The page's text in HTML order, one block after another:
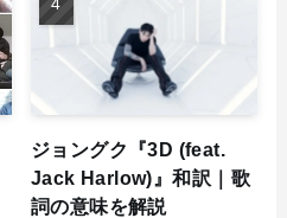
ジョングク『3D (feat.
Jack Harlow)』和訳｜歌
詞の意味を解説